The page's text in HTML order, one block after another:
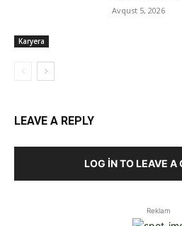
Karyera
Avqust 5, 2026
LEAVE A REPLY
LOG IN TO LEAVE A
Reklam